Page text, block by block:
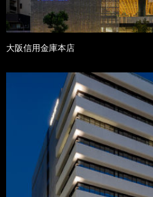
大阪信用金庫本店